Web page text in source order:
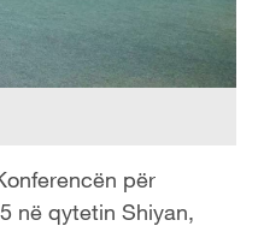
për
në qytetin Shiyan,